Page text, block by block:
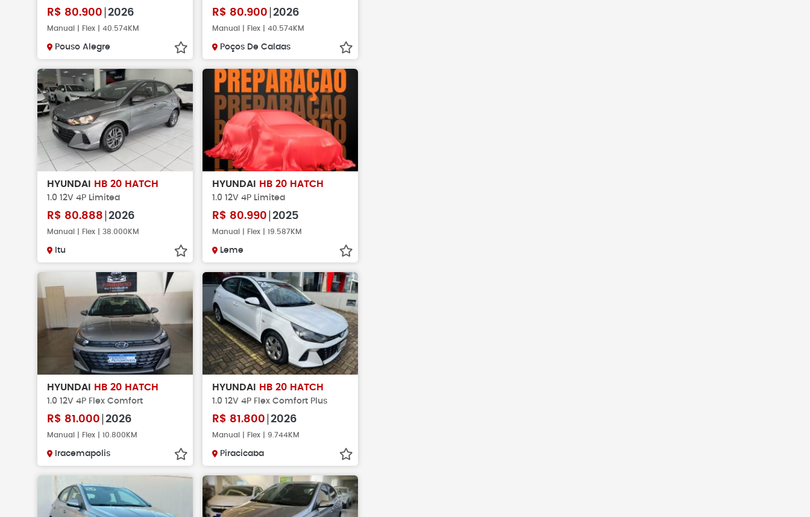
R$ 80.900 2026
Manual | Flex | 40.574KM
Pouso Alegre
R$ 80.900 2026
Manual | Flex | 40.574KM
Poços De Caldas
HYUNDAI HB 20 HATCH
1.0 12V 4P Limited
R$ 80.888 2026
Manual | Flex | 38.000KM
Itu
HYUNDAI HB 20 HATCH
1.0 12V 4P Limited
R$ 80.990 2025
Manual | Flex | 19.587KM
Leme
HYUNDAI HB 20 HATCH
1.0 12V 4P Flex Comfort
R$ 81.000 2026
Manual | Flex | 10.800KM
Iracemapolis
HYUNDAI HB 20 HATCH
1.0 12V 4P Flex Comfort Plus
R$ 81.800 2026
Manual | Flex | 9.744KM
Piracicaba